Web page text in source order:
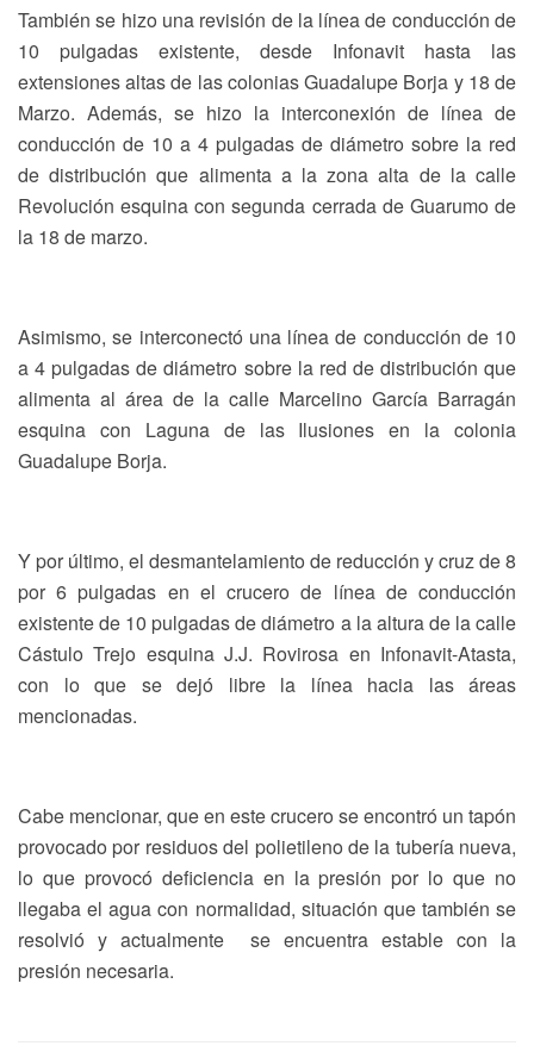
También se hizo una revisión de la línea de conducción de
10 pulgadas existente, desde Infonavit hasta las
extensiones altas de las colonias Guadalupe Borja y 18 de
Marzo. Además, se hizo la interconexión de línea de
conducción de 10 a 4 pulgadas de diámetro sobre la red
de distribución que alimenta a la zona alta de la calle
Revolución esquina con segunda cerrada de Guarumo de
la 18 de marzo.
Asimismo, se interconectó una línea de conducción de 10
a 4 pulgadas de diámetro sobre la red de distribución que
alimenta al área de la calle Marcelino García Barragán
esquina con Laguna de las Ilusiones en la colonia
Guadalupe Borja.
Y por último, el desmantelamiento de reducción y cruz de 8
por 6 pulgadas en el crucero de línea de conducción
existente de 10 pulgadas de diámetro a la altura de la calle
Cástulo Trejo esquina J.J. Rovirosa en Infonavit-Atasta,
con lo que se dejó libre la línea hacia las áreas
mencionadas.
Cabe mencionar, que en este crucero se encontró un tapón
provocado por residuos del polietileno de la tubería nueva,
lo que provocó deficiencia en la presión por lo que no
llegaba el agua con normalidad, situación que también se
resolvió y actualmente se encuentra estable con la
presión necesaria.